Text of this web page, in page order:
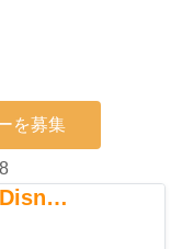
を募集